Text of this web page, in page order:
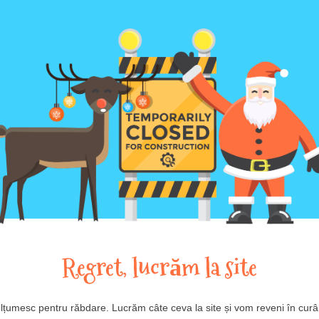
Regret, lucrăm la site
pentru răbdare. Lucrăm câte ceva la site și vom reveni în